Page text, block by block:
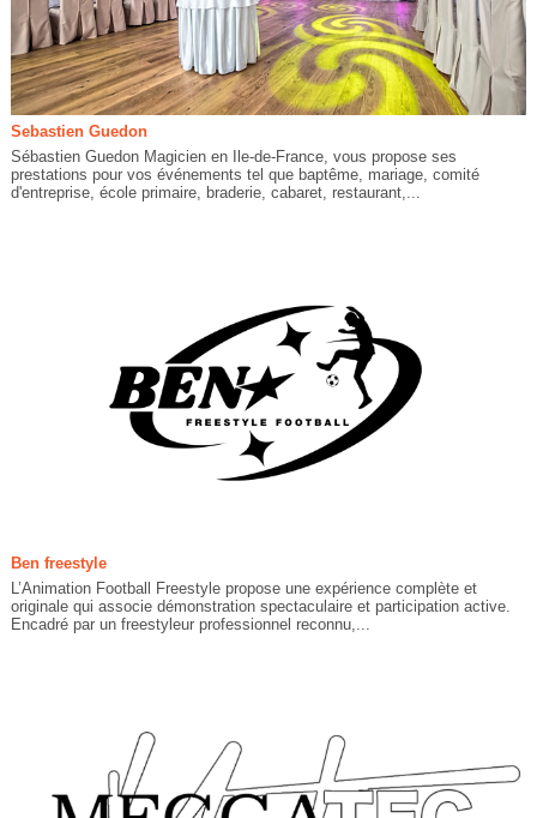
Sebastien Guedon
Sébastien Guedon Magicien en Ile-de-France, vous propose ses
prestations pour vos événements tel que baptême, mariage, comité
d'entreprise, école primaire, braderie, cabaret, restaurant,...
Ben freestyle
L’Animation Football Freestyle propose une expérience complète et
originale qui associe démonstration spectaculaire et participation active.
Encadré par un freestyleur professionnel reconnu,...